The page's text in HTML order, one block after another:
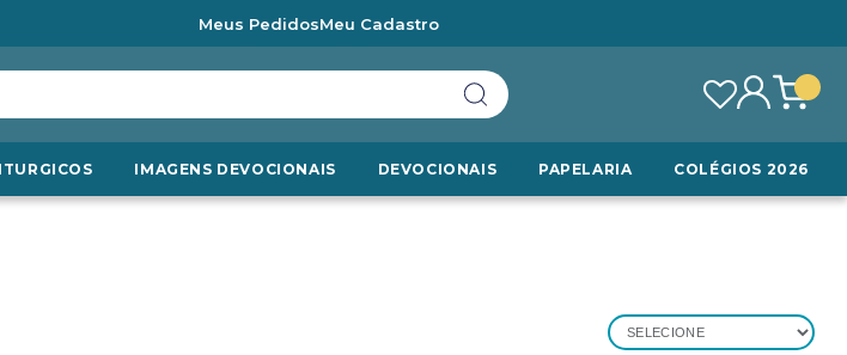
Meus PedidosMeu Cadastro
IMAGENS DEVOCIONAIS DEVOCIONAIS PAPELARIA COLÉGIOS 2026
SELECIONE